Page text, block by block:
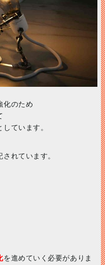
化のため
ています。
れています。
を進めていく必要がありま